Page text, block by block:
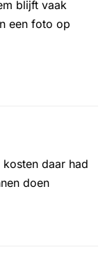
blijft vaak
een foto op
daar had
doen